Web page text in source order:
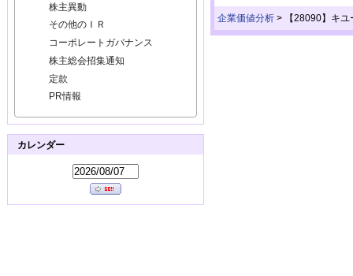
企業価値分析 > 【28090】キ
株主異動
その他のＩＲ
コーポレートガバナンス
株主総会招集通知
定款
PR情報
カレンダー